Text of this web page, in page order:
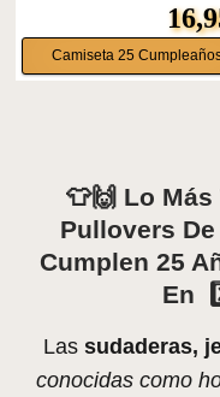
Camiseta 25
👕🙌 Lo
Pullovers
Cumplen 25
En
Las sudaderas,
conocidas como